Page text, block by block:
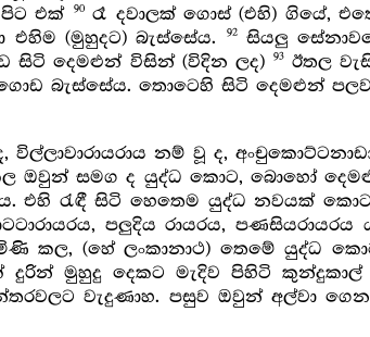
එක්
90රෑ දවාලක් ගොස් (එහි) ගියේ,
(මුහුදට) බැස්සේය. 92සියලු
සිටි දෙමළුන් විසින් (විදින ලද)
93 ඊතල
බැස්සේය. තොටෙහි සිටි දෙමළුන්
විල්ලාවාරායරාය නම් වූ ද,
ඔවුන් සමග ද යුද්ධ කොට, බොහෝ
එහි රැඳී සිටි හෙතෙම යුද්ධ නවයක්
පලුදිය රායරය,
කල, (හේ ලංකානාථ) තෙමේ යුද්ධ
දුරින් මුහුදු දෙකට මැදිව පිහිටි
වැදුණාහ. පසුව ඔවුන් අල්වා